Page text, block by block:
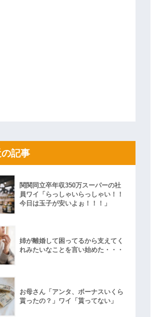
記事
関関同立卒年収350万スーパーの社
員ワイ「らっしゃいらっしゃい！！
今日は玉子が安いよぉ！！！」
姉が離婚して困ってるから支えてく
れみたいなことを言い始めた・・・
お母さん「アンタ、ボーナスいくら
貰ったの？」ワイ「貰ってない」